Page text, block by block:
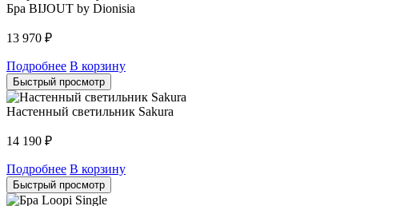
Бра BIJOUT by Dionisia
13 970 ₽
Подробнее В корзину
Быстрый просмотр
Настенный светильник Sakura
14 190 ₽
Подробнее В корзину
Быстрый просмотр